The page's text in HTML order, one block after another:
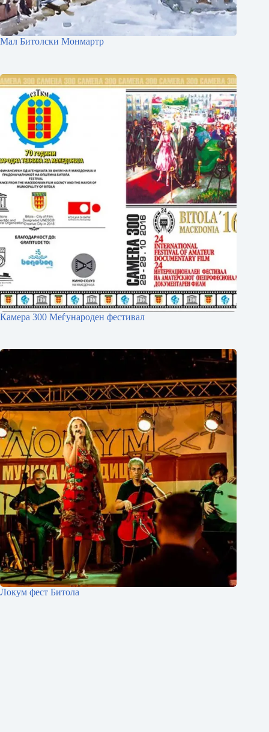
Мал Битолски Монмартр
Камера 300 Меѓународен фестивал
Локум фест Битола